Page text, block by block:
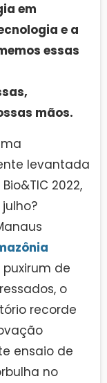
em
e a
essas
mãos.
levantada
2022,
de
o
recorde
ensaio de
no